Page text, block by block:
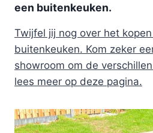
een buitenkeuken.
Twijfel jij nog over het
buitenkeuken. Kom zeker
showroom om de
lees meer op deze pagina.